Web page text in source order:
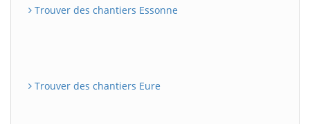
Trouver des chantiers Essonne
Trouver des chantiers Eure